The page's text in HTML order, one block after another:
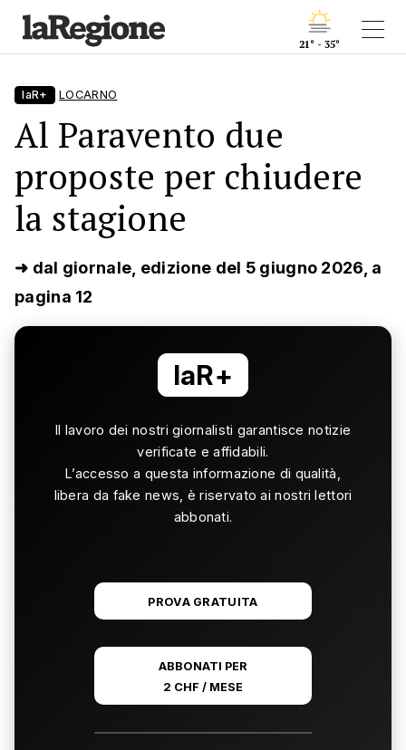
21° - 35°
laR+ LOCARNO
Al Paravento due
proposte per chiudere
la stagione
➜ dal giornale, edizione del 5 giugno 2026, a
pagina 12
laR+
Il lavoro dei nostri giornalisti garantisce notizie
verificate e affidabili.
L’accesso a questa informazione di qualità,
libera da fake news, è riservato ai nostri lettori
abbonati.
PROVA GRATUITA
ABBONATI PER
2 CHF / MESE